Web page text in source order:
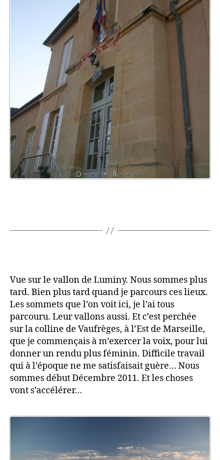
Vue sur le vallon de Luminy. Nous sommes plus
tard. Bien plus tard quand je parcours ces lieux.
Les sommets que l’on voit ici, je l’ai tous
parcouru. Leur vallons aussi. Et c’est perchée
sur la colline de Vaufrèges, à l’Est de Marseille,
que je commençais à m’exercer la voix, pour lui
donner un rendu plus féminin. Difficile travail
qui à l’époque ne me satisfaisait guère… Nous
sommes début Décembre 2011. Et les choses
vont s’accélérer…